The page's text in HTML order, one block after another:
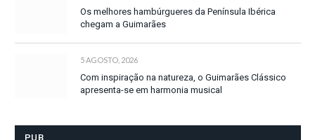
Os melhores hambúrgueres da Península Ibérica
chegam a Guimarães
5 AGOSTO, 2026
Com inspiração na natureza, o Guimarães Clássico
apresenta-se em harmonia musical
PUB